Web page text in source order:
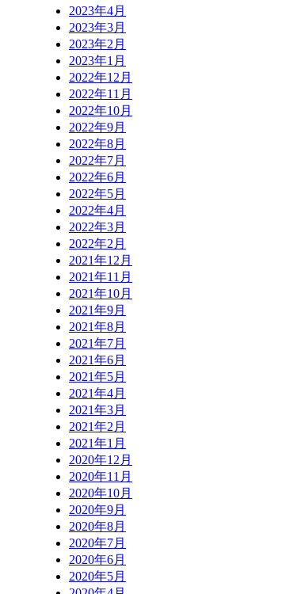
2023年4月
2023年3月
2023年2月
2023年1月
2022年12月
2022年11月
2022年10月
2022年9月
2022年8月
2022年7月
2022年6月
2022年5月
2022年4月
2022年3月
2022年2月
2021年12月
2021年11月
2021年10月
2021年9月
2021年8月
2021年7月
2021年6月
2021年5月
2021年4月
2021年3月
2021年2月
2021年1月
2020年12月
2020年11月
2020年10月
2020年9月
2020年8月
2020年7月
2020年6月
2020年5月